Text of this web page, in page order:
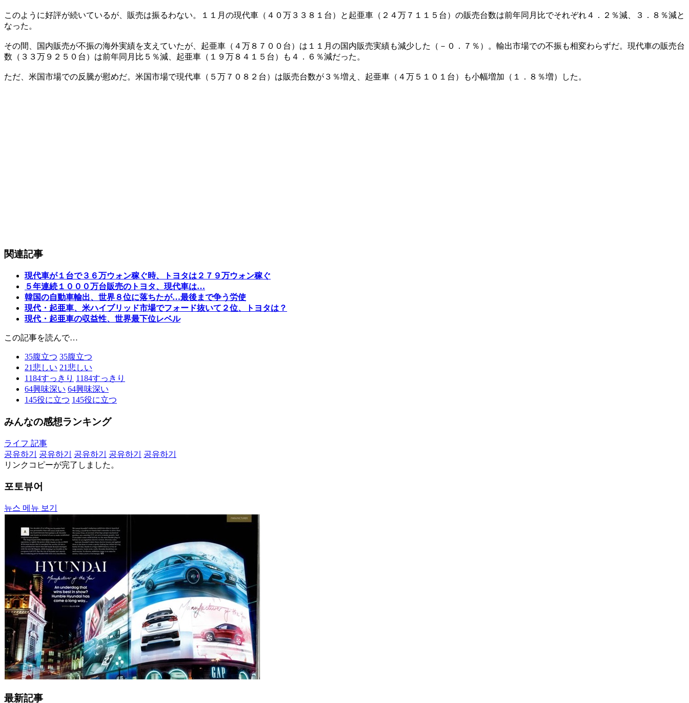
このように好評が続いているが、販売は振るわない。１１月の現代車（４０万３３８１台）と起亜車（２４万７１１５台）の販売台数は前年同月比でそれぞれ４．２％減、３．８％減と
なった。
その間、国内販売が不振の海外実績を支えていたが、起亜車（４万８７００台）は１１月の国内販売実績も減少した（－０．７％）。輸出市場での不振も相変わらずだ。現代車の販売台
数（３３万９２５０台）は前年同月比５％減、起亜車（１９万８４１５台）も４．６％減だった。
ただ、米国市場での反騰が慰めだ。米国市場で現代車（５万７０８２台）は販売台数が３％増え、起亜車（４万５１０１台）も小幅増加（１．８％増）した。
関連記事
現代車が１台で３６万ウォン稼ぐ時、トヨタは２７９万ウォン稼ぐ
５年連続１０００万台販売のトヨタ、現代車は…
韓国の自動車輸出、世界８位に落ちたが…最後まで争う労使
現代・起亜車、米ハイブリッド市場でフォード抜いて２位、トヨタは？
現代・起亜車の収益性、世界最下位レベル
この記事を読んで…
35腹立つ 35腹立つ
21悲しい 21悲しい
1184すっきり 1184すっきり
64興味深い 64興味深い
145役に立つ 145役に立つ
みんなの感想ランキング
ライフ 記事
공유하기
공유하기 공유하기 공유하기
공유하기
リンクコピーが完了しました。
포토뷰어
뉴스 메뉴 보기
最新記事